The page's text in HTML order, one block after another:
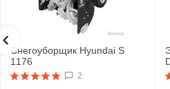
Снегоуборщик Hyundai S
1176
2